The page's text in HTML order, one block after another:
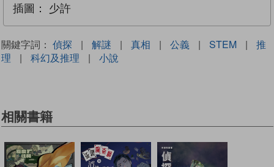
插圖：
少許
關鍵字詞： 偵探 | 解謎 | 真相 | 公義 | STEM |
推
理
| 科幻及推理 | 小說
相關書籍